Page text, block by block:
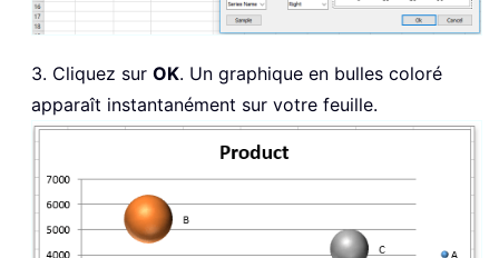
3. Cliquez sur OK. Un graphique en bulles coloré
apparaît instantanément sur votre feuille.